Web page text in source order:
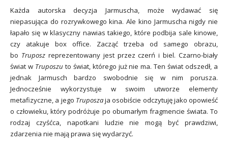
Każda autorska decyzja Jarmuscha, może wydawać się
niepasująca do rozrywkowego kina. Ale kino Jarmuscha nigdy nie
łapało się w klasyczny nawias takiego, które podbija sale kinowe,
czy atakuje box office. Zacząć trzeba od samego obrazu,
bo Truposz reprezentowany jest przez czerń i biel. Czarno-biały
świat w Truposzu to świat, którego już nie ma. Ten świat odszedł, a
jednak Jarmusch bardzo swobodnie się w nim porusza.
Jednocześnie wykorzystuje w swoim utworze elementy
metafizyczne, a jego Truposzaja osobiście odczytuję jako opowieść
o człowieku, który podróżuje po obumarłym fragmencie świata. To
rodzaj czyśćca, napotkani ludzie nie mogą być prawdziwi,
zdarzenia nie mają prawa się wydarzyć.